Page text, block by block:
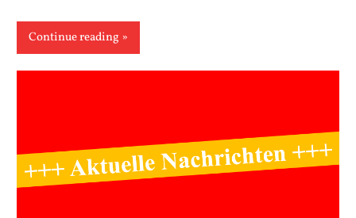
Continue reading